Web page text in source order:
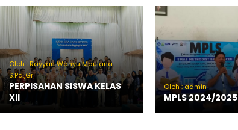
Oleh : Rayyan Wahyu Maulana
S.Pd.,Gr
PERPISAHAN SISWA KELAS
XII
Oleh : admin
MPLS 2024/2025